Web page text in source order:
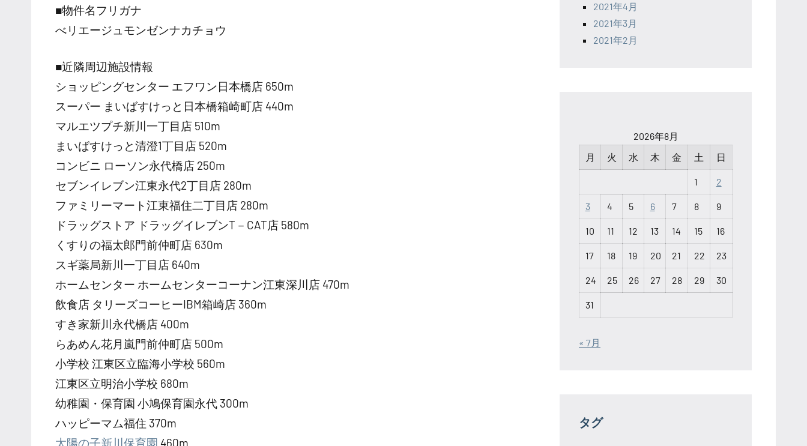
■物件名フリガナ
べリエージュモンゼンナカチョウ
■近隣周辺施設情報
ショッピングセンター エフワン日本橋店 650m
スーパー まいばすけっと日本橋箱崎町店 440m
マルエツプチ新川一丁目店 510m
まいばすけっと清澄1丁目店 520m
コンビニ ローソン永代橋店 250m
セブンイレブン江東永代2丁目店 280m
ファミリーマート江東福住二丁目店 280m
ドラッグストア ドラッグイレブンT－CAT店 580m
くすりの福太郎門前仲町店 630m
スギ薬局新川一丁目店 640m
ホームセンター ホームセンターコーナン江東深川店 470m
飲食店 タリーズコーヒーIBM箱崎店 360m
すき家新川永代橋店 400m
らあめん花月嵐門前仲町店 500m
小学校 江東区立臨海小学校 560m
江東区立明治小学校 680m
幼稚園・保育園 小鳩保育園永代 300m
ハッピーマム福住 370m
太陽の子新川保育園 460m
2021年4月
2021年3月
2021年2月
2026年8月
月
火 水 木 金 土 日
1 2
3 4 5 6 7 8 9
10 11 12 13 14 15 16
17 18 19 20 21 22 23
24 25 26 27 28 29 30
31
« 7月
タグ